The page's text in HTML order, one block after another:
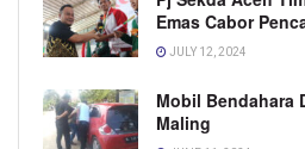
Emas Cabor
JULY 12, 2024
Mobil Bendahara
Maling